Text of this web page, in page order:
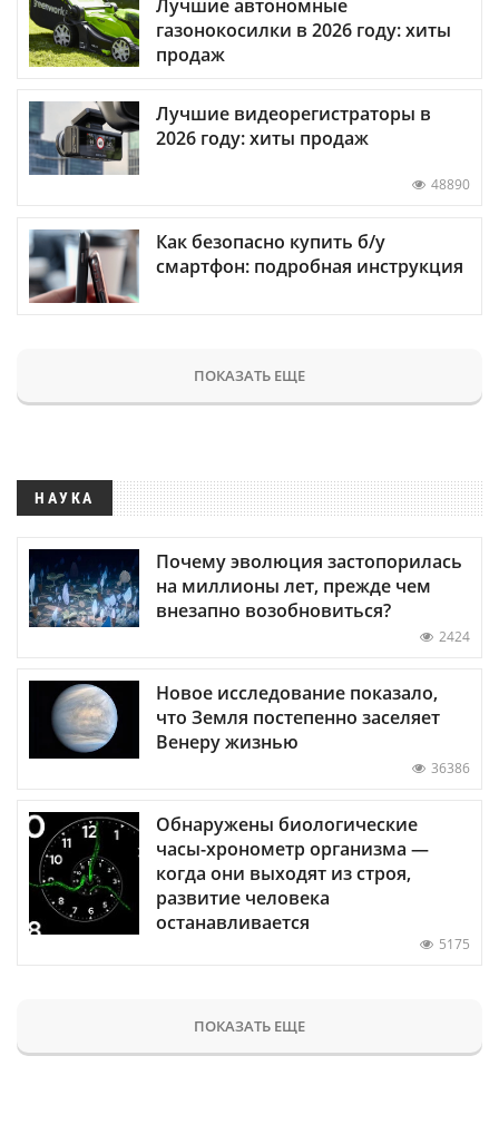
Лучшие автономные
газонокосилки в 2026 году: хиты
продаж
Лучшие видеорегистраторы в
2026 году: хиты продаж
48890
Как безопасно купить б/у
смартфон: подробная инструкция
ПОКАЗАТЬ ЕЩЕ
НАУКА
Почему эволюция застопорилась
на миллионы лет, прежде чем
внезапно возобновиться?
2424
Новое исследование показало,
что Земля постепенно заселяет
Венеру жизнью
36386
Обнаружены биологические
часы-хронометр организма —
когда они выходят из строя,
развитие человека
останавливается
5175
ПОКАЗАТЬ ЕЩЕ